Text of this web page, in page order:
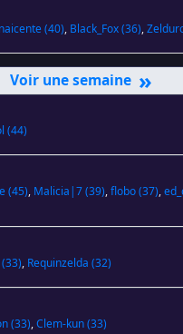
(40), Black_Fox(36),
»
(44)
(45), Malicia|7(39),flobo(37),
(33), Requinzelda (32)
(33),Clem-kun(33)